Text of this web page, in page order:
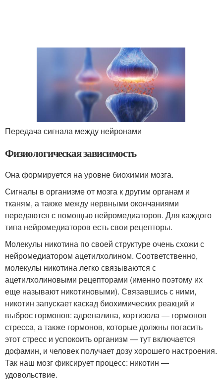
Передача сигнала между нейронами
Физиологическая зависимость
Она формируется на уровне биохимии мозга.
Сигналы в организме от мозга к другим органам и
тканям, а также между нервными окончаниями
передаются с помощью нейромедиаторов. Для каждого
типа нейромедиаторов есть свои рецепторы.
Молекулы никотина по своей структуре очень схожи с
нейромедиатором ацетилхолином. Соответственно,
молекулы никотина легко связываются с
ацетилхолиновыми рецепторами (именно поэтому их
еще называют никотиновыми). Связавшись с ними,
никотин запускает каскад биохимических реакций и
выброс гормонов: адреналина, кортизола — гормонов
стресса, а также гормонов, которые должны погасить
этот стресс и успокоить организм — тут включается
дофамин, и человек получает дозу хорошего настроения.
Так наш мозг фиксирует процесс: никотин —
удовольствие.